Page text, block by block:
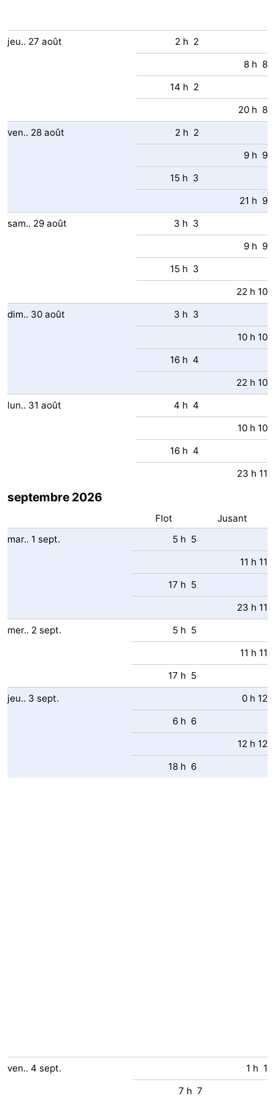
jeu.. 27 août
2 h 2
8 h 8
14 h 2
20 h 8
ven.. 28 août
2 h 2
9 h 9
15 h 3
21 h 9
sam.. 29 août
3 h 3
9 h 9
15 h 3
22 h 10
dim.. 30 août
3 h 3
10 h 10
16 h 4
22 h 10
lun.. 31 août
4 h 4
10 h 10
16 h 4
23 h 11
septembre 2026
Flot
Jusant
mar.. 1 sept.
5 h 5
11 h 11
17 h 5
23 h 11
mer.. 2 sept.
5 h 5
11 h 11
17 h 5
jeu.. 3 sept.
0 h 12
6 h 6
12 h 12
18 h 6
ven.. 4 sept.
1 h 1
7 h 7